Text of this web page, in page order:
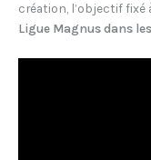
création, l’objectif fixé
Ligue Magnus dans